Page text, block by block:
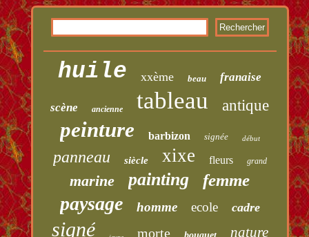
huile xxème beau franaise
scène ancienne tableau antique
peinture barbizon signée début
panneau siècle xixe fleurs grand
marine painting femme
paysage homme ecole cadre
signé morte nature